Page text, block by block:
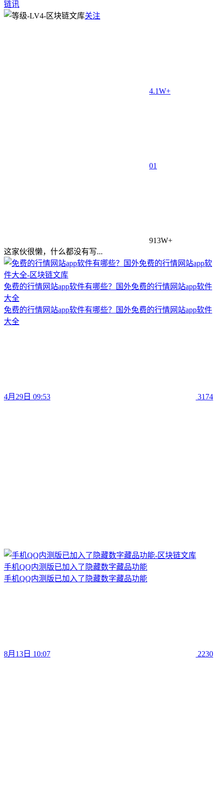
链讯
关注
4.1W+
01
913W+
这家伙很懒，什么都没有写...
免费的行情网站app软件有哪些？国外免费的行情网站app软件
大全
免费的行情网站app软件有哪些？国外免费的行情网站app软件
大全
4月29日 09:53 3174
手机QQ内测版已加入了隐藏数字藏品功能
手机QQ内测版已加入了隐藏数字藏品功能
8月13日 10:07 2230